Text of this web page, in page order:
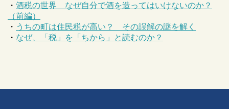
・ 酒税の世界 なぜ自分で酒を造ってはいけないのか？
（前編）
・ うちの町は住民税が高い？ その誤解の謎を解く
・ なぜ、「税」を「ちから」と読むのか？